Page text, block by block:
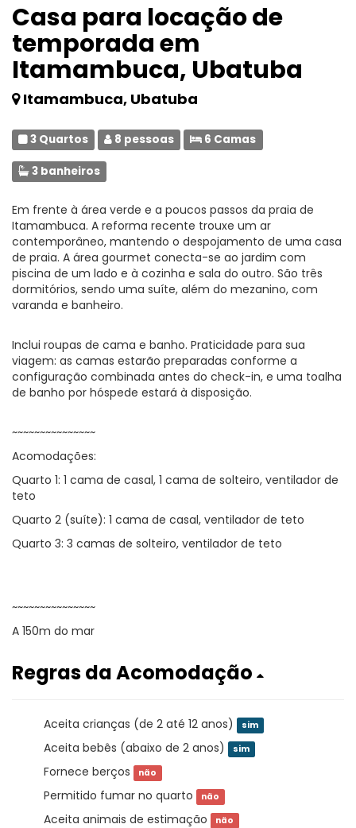
Casa para locação de
temporada em
Itamambuca, Ubatuba
Itamambuca, Ubatuba
3 Quartos 8 pessoas 6 Camas
3 banheiros
Em frente à área verde e a poucos passos da praia de
Itamambuca. A reforma recente trouxe um ar
contemporâneo, mantendo o despojamento de uma casa
de praia. A área gourmet conecta-se ao jardim com
piscina de um lado e à cozinha e sala do outro. São três
dormitórios, sendo uma suíte, além do mezanino, com
varanda e banheiro.
Inclui roupas de cama e banho. Praticidade para sua
viagem: as camas estarão preparadas conforme a
configuração combinada antes do check-in, e uma toalha
de banho por hóspede estará à disposição.
~~~~~~~~~~~~~~~
Acomodações:
Quarto 1: 1 cama de casal, 1 cama de solteiro, ventilador de
teto
Quarto 2 (suíte): 1 cama de casal, ventilador de teto
Quarto 3: 3 camas de solteiro, ventilador de teto
~~~~~~~~~~~~~~~
A 150m do mar
Regras da Acomodação
Aceita crianças (de 2 até 12 anos) sim
Aceita bebês (abaixo de 2 anos) sim
Fornece berços não
Permitido fumar no quarto não
Aceita animais de estimação não